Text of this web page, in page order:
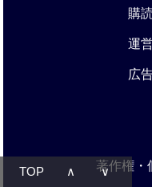
購
運
広
著作権・
TOP ∧ ∨